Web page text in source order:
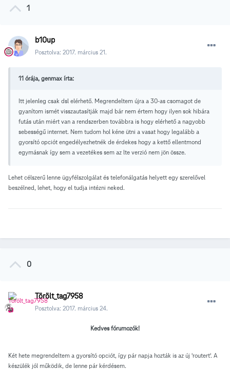
1
b10up
Posztolva: 2017. március 21.
11 órája, genmax írta:
Itt jelenleg csak dsl elérhető. Megrendeltem újra a 30-as csomagot de
gyanítom ismét visszautasítják majd bár nem értem hogy ilyen sok hibára
futás után miért van a rendszerben továbbra is hogy elérhető a nagyobb
sebességű internet. Nem tudom hol kéne ütni a vasat hogy legalább a
gyorsító opciót engedélyezhetnék de érdekes hogy a kettő ellentmond
egymásnak így sem a vezetékes sem az lte verzió nem jön össze.
Lehet célszerű lenne ügyfélszolgálat és telefonálgatás helyett egy szerelővel
beszélned, lehet, hogy el tudja intézni neked.
0
Törölt_tag7958
Posztolva: 2017. március 24.
Kedves fórumozók!
Két hete megrendeltem a gyorsító opciót, így pár napja hozták is az új 'routert'. A
készülék jól működik, de lenne pár kérdésem.